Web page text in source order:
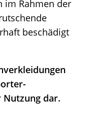
im Rahmen der
beschädigt
Nutzung dar.